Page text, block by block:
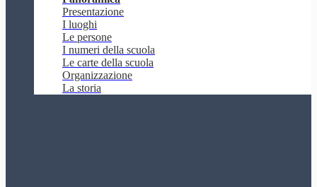
Presentazione
I luoghi
Le persone
I numeri della scuola
Le carte della scuola
Organizzazione
La storia